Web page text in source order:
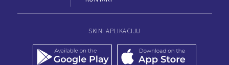
SKINI APLIKACIJU